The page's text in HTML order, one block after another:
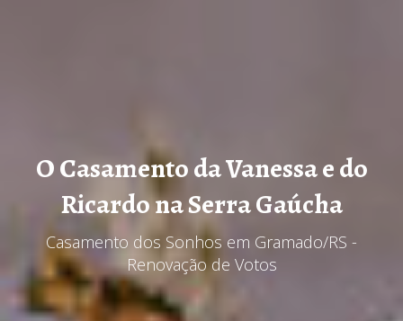
O Casamento da Vanessa e do
Ricardo na Serra Gaúcha
Casamento dos Sonhos em Gramado/RS -
Renovação de Votos